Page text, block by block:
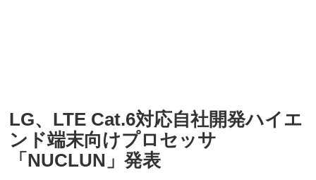
LG、LTE Cat.6対応自社開発ハイエ
ンド端末向けプロセッサ
「NUCLUN」発表